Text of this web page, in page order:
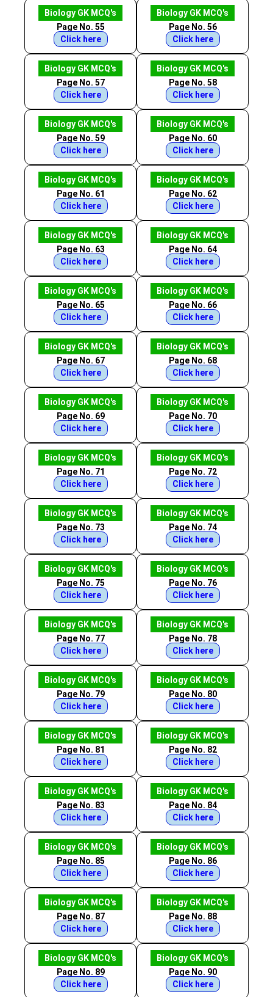
Biology GK MCQ's
Page No. 55
Click here
Biology GK MCQ's
Page No. 56
Click here
Biology GK MCQ's
Page No. 57
Click here
Biology GK MCQ's
Page No. 58
Click here
Biology GK MCQ's
Page No. 59
Click here
Biology GK MCQ's
Page No. 60
Click here
Biology GK MCQ's
Page No. 61
Click here
Biology GK MCQ's
Page No. 62
Click here
Biology GK MCQ's
Page No. 63
Click here
Biology GK MCQ's
Page No. 64
Click here
Biology GK MCQ's
Page No. 65
Click here
Biology GK MCQ's
Page No. 66
Click here
Biology GK MCQ's
Page No. 67
Click here
Biology GK MCQ's
Page No. 68
Click here
Biology GK MCQ's
Page No. 69
Click here
Biology GK MCQ's
Page No. 70
Click here
Biology GK MCQ's
Page No. 71
Click here
Biology GK MCQ's
Page No. 72
Click here
Biology GK MCQ's
Page No. 73
Click here
Biology GK MCQ's
Page No. 74
Click here
Biology GK MCQ's
Page No. 75
Click here
Biology GK MCQ's
Page No. 76
Click here
Biology GK MCQ's
Page No. 77
Click here
Biology GK MCQ's
Page No. 78
Click here
Biology GK MCQ's
Page No. 79
Click here
Biology GK MCQ's
Page No. 80
Click here
Biology GK MCQ's
Page No. 81
Click here
Biology GK MCQ's
Page No. 82
Click here
Biology GK MCQ's
Page No. 83
Click here
Biology GK MCQ's
Page No. 84
Click here
Biology GK MCQ's
Page No. 85
Click here
Biology GK MCQ's
Page No. 86
Click here
Biology GK MCQ's
Page No. 87
Click here
Biology GK MCQ's
Page No. 88
Click here
Biology GK MCQ's
Page No. 89
Click here
Biology GK MCQ's
Page No. 90
Click here